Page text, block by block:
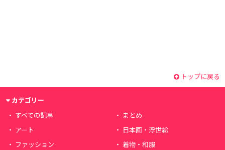
トップに戻る
カテゴリー
すべての記事
まとめ
アート
日本画・浮世絵
ファッション
着物・和服